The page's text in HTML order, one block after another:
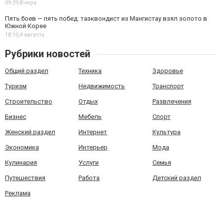
09:29,Вчера
Пять боев — пять побед: таэквондист из Мангистау взял золото в
Южной Корее
18:10,4 августа
Рубрики новостей
Общий раздел Техника Здоровье
Туризм Недвижимость Транспорт
Строительство Отдых Развлечения
Бизнес Мебель Спорт
Женский раздел Интернет Культура
Экономика Интерьер Мода
Кулинария Услуги Семья
Путешествия Работа Детский раздел
Реклама